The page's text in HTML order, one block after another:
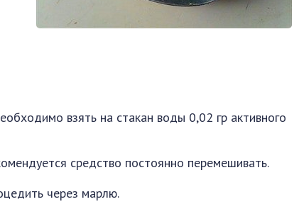
взять на стакан воды 0,02 гр активного
средство постоянно перемешивать.
через марлю.